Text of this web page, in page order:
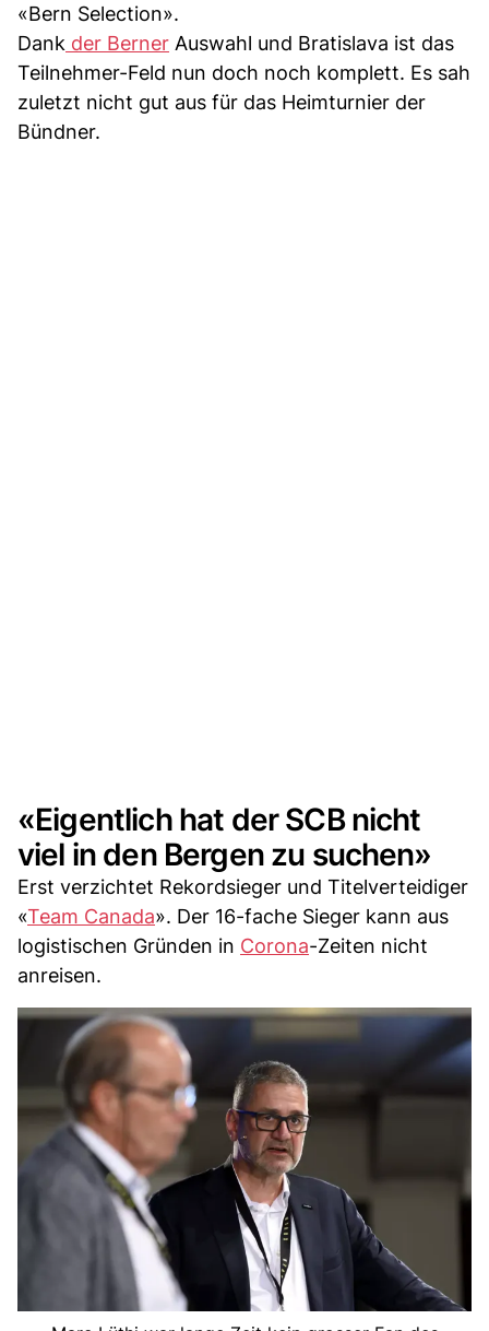
«Bern Selection».
Dank der Berner Auswahl und Bratislava ist das
Teilnehmer-Feld nun doch noch komplett. Es sah
zuletzt nicht gut aus für das Heimturnier der
Bündner.
«Eigentlich hat der SCB nicht
viel in den Bergen zu suchen»
Erst verzichtet Rekordsieger und Titelverteidiger
«Team Canada». Der 16-fache Sieger kann aus
logistischen Gründen in Corona-Zeiten nicht
anreisen.